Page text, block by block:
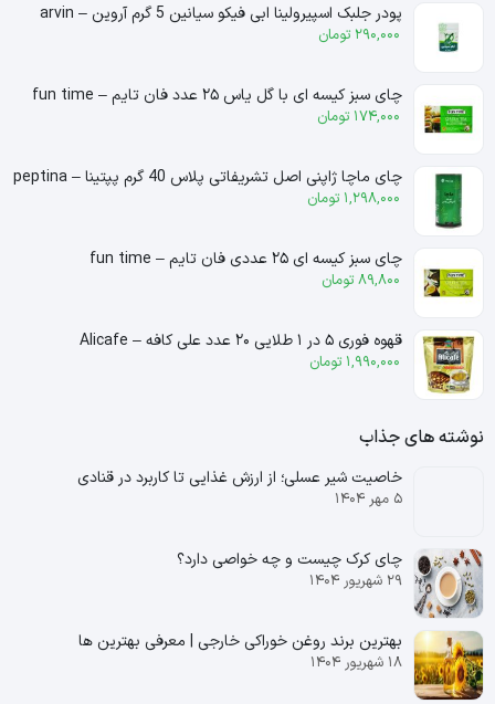
پودر جلبک اسپیرولینا ابی فیکو سیانین 5 گرم آروین – arvin
290,000 تومان
چای سبز کیسه ای با گل یاس ۲۵ عدد فان تایم – fun time
174,000 تومان
چای ماچا ژاپنی اصل تشریفاتی پلاس 40 گرم پپتینا – peptina
1,298,000 تومان
چای سبز کیسه ای ۲۵ عددی فان تایم – fun time
89,800 تومان
قهوه فوری ۵ در ۱ طلایی ۲۰ عدد علی کافه – Alicafe
1,990,000 تومان
نوشته های جذاب
خاصیت شیر عسلی؛ از ارزش غذایی تا کاربرد در قنادی
۵ مهر ۱۴۰۴
چای کرک چیست و چه خواصی دارد؟
۲۹ شهریور ۱۴۰۴
بهترین برند روغن خوراکی خارجی | معرفی بهترین ها
۱۸ شهریور ۱۴۰۴